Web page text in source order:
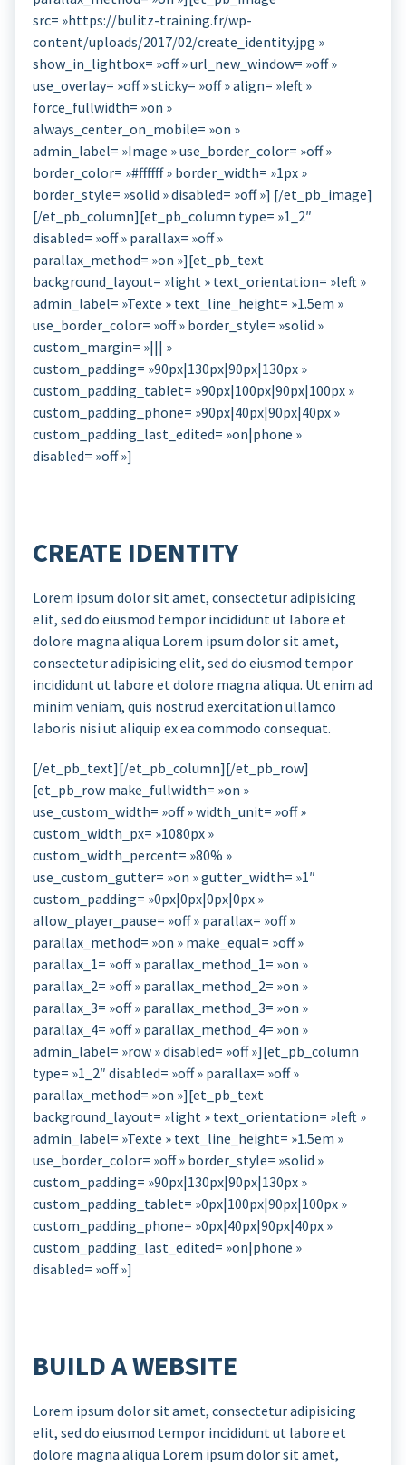
src= »https://bulitz-training.fr/wp-
content/uploads/2017/02/create_identity.jpg »
show_in_lightbox= »off » url_new_window= »off »
use_overlay= »off » sticky= »off » align= »left »
force_fullwidth= »on »
always_center_on_mobile= »on »
admin_label= »Image » use_border_color= »off »
border_color= »#ffffff » border_width= »1px »
border_style= »solid » disabled= »off »] [/et_pb_image]
[/et_pb_column][et_pb_column type= »1_2″
disabled= »off » parallax= »off »
parallax_method= »on »][et_pb_text
background_layout= »light » text_orientation= »left »
admin_label= »Texte » text_line_height= »1.5em »
use_border_color= »off » border_style= »solid »
custom_margin= »||| »
custom_padding= »90px|130px|90px|130px »
custom_padding_tablet= »90px|100px|90px|100px »
custom_padding_phone= »90px|40px|90px|40px »
custom_padding_last_edited= »on|phone »
disabled= »off »]
CREATE IDENTITY
Lorem ipsum dolor sit amet, consectetur adipisicing
elit, sed do eiusmod tempor incididunt ut labore et
dolore magna aliqua Lorem ipsum dolor sit amet,
consectetur adipisicing elit, sed do eiusmod tempor
incididunt ut labore et dolore magna aliqua. Ut enim ad
minim veniam, quis nostrud exercitation ullamco
laboris nisi ut aliquip ex ea commodo consequat.
[/et_pb_text][/et_pb_column][/et_pb_row]
[et_pb_row make_fullwidth= »on »
use_custom_width= »off » width_unit= »off »
custom_width_px= »1080px »
custom_width_percent= »80% »
use_custom_gutter= »on » gutter_width= »1″
custom_padding= »0px|0px|0px|0px »
allow_player_pause= »off » parallax= »off »
parallax_method= »on » make_equal= »off »
parallax_1= »off » parallax_method_1= »on »
parallax_2= »off » parallax_method_2= »on »
parallax_3= »off » parallax_method_3= »on »
parallax_4= »off » parallax_method_4= »on »
admin_label= »row » disabled= »off »][et_pb_column
type= »1_2″ disabled= »off » parallax= »off »
parallax_method= »on »][et_pb_text
background_layout= »light » text_orientation= »left »
admin_label= »Texte » text_line_height= »1.5em »
use_border_color= »off » border_style= »solid »
custom_padding= »90px|130px|90px|130px »
custom_padding_tablet= »0px|100px|90px|100px »
custom_padding_phone= »0px|40px|90px|40px »
custom_padding_last_edited= »on|phone »
disabled= »off »]
BUILD A WEBSITE
Lorem ipsum dolor sit amet, consectetur adipisicing
elit, sed do eiusmod tempor incididunt ut labore et
dolore magna aliqua Lorem ipsum dolor sit amet,